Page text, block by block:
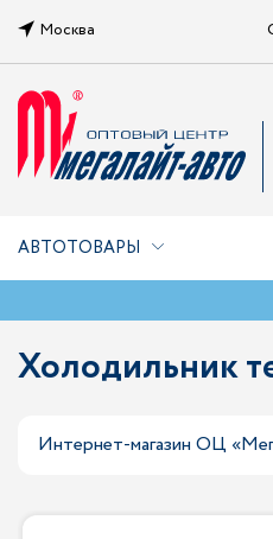
Москва
АВТОТОВАРЫ
Холодильник
Интернет-магазин ОЦ